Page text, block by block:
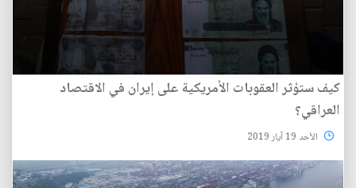
كيف ستؤثر العقوبات الأمريكية على إيران في الاقتصاد
العراقي؟
الأحد 19 آيار 2019